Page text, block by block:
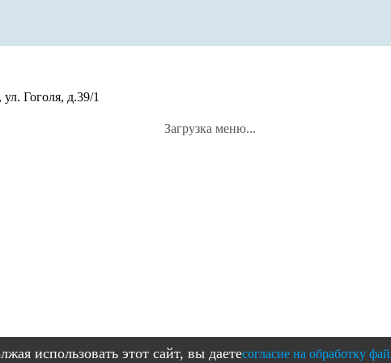
Гоголя, д.39/1
Загрузка меню...
использовать этот сайт, вы даетесогласие на обработку